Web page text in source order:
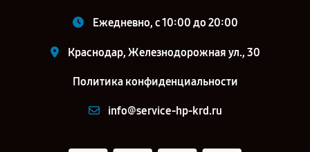
Ежедневно, с 10:00 до 20:00
Краснодар, Железнодорожная ул., 30
Политика конфиденциальности
info@service-hp-krd.ru